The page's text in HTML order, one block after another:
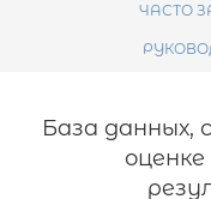
ЧАСТО
База данных,